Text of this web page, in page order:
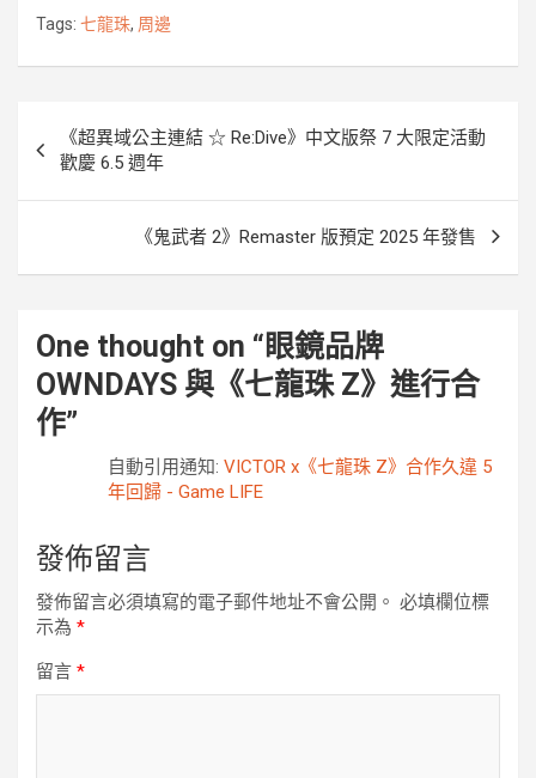
Tags: 七龍珠, 周邊
章
導
《超異域公主連結 ☆ Re:Dive》中文版祭 7 大限定活動
歡慶 6.5 週年
《鬼武者 2》Remaster 版預定 2025 年發售
One thought on “眼鏡品牌
OWNDAYS 與《七龍珠 Z》進行合
作”
自動引用通知: VICTOR x《七龍珠 Z》合作久違 5
年回歸 - Game LIFE
發佈留言
發佈留言必須填寫的電子郵件地址不會公開。 必填欄位標
示為 *
留言 *